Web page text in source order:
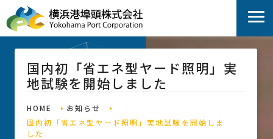
国内初「省エネ型ヤード照明」実
地試験を開始しました
HOME
お知らせ
国内初「省エネ型ヤード照明」実地試験を開始しま
した